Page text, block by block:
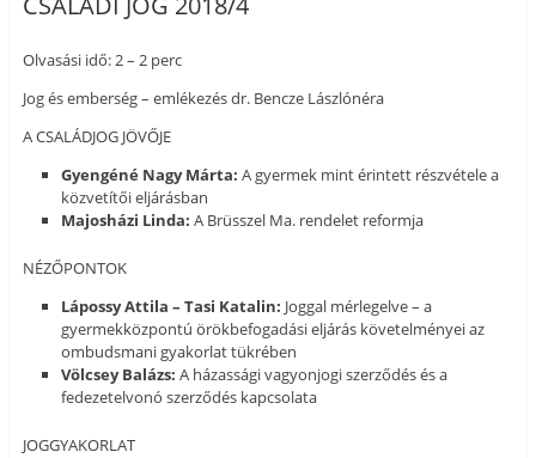
Olvasási idő: 2 – 2 perc
Jog és emberség – emlékezés dr. Bencze Lászlónéra
A CSALÁDJOG JÖVŐJE
Gyengéné Nagy Márta: A gyermek mint érintett részvétele a
közvetítői eljárásban
Majosházi Linda: A Brüsszel Ma. rendelet reformja
NÉZŐPONTOK
Lápossy Attila – Tasi Katalin: Joggal mérlegelve – a
gyermekközpontú örökbefogadási eljárás követelményei az
ombudsmani gyakorlat tükrében
Völcsey Balázs: A házassági vagyonjogi szerződés és a
fedezetelvonó szerződés kapcsolata
JOGGYAKORLAT